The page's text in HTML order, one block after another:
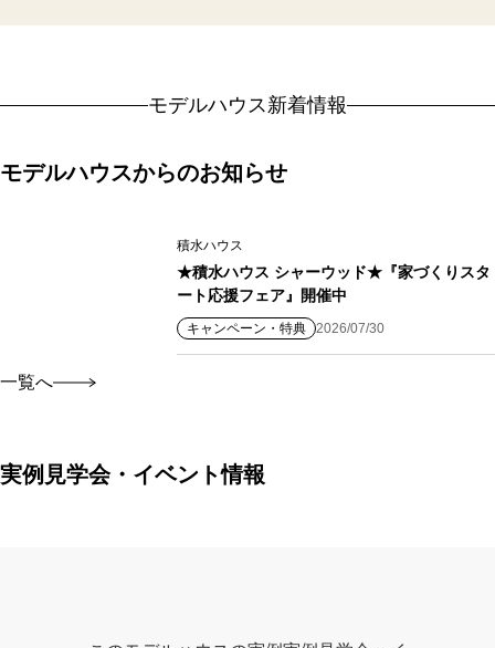
モデルハウス新着情報
モデルハウスからのお知らせ
積水ハウス
★積水ハウス シャーウッド★『家づくりスタ
ート応援フェア』開催中
キャンペーン・特典 2026/07/30
一覧へ
実例見学会・イベント情報